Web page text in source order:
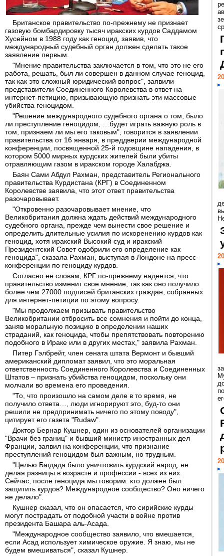
Британское правительство по-прежнему не признает
газовую бомбардировку тысяч иракских курдов Саддамом
Хусейном в 1988 году как геноцид, заявив, что
международный судебный орган должен сделать такое
заявление первым.
"Мнение правительства заключается в том, что это не его
работа, решать, был ли совершен в данном случае геноцид,
так как это сложный юридический вопрос", заявили
представители Соединенного Королевства в ответ на
интернет-петицию, призывающую признать эти массовые
убийства геноцидом.
"Решение международного судебного органа о том, было
ли преступление геноцидом, …будет играть важную роль в
том, признаем ли мы его таковым", говорится в заявлении
правительства от 16 января, в преддверии международной
конференции, посвященной 25-й годовщине нападения, в
котором 5000 мирных курдских жителей были убиты
отравляющим газом в иракском городе Халабджа.
Баян Сами Абдул Рахман, представитель Регионального
правительства Курдистана (КРГ) в Соединенном
Королевстве заявила, что этот ответ правительства
разочаровывает.
"Откровенно разочаровывает мнение, что
Великобритания должна ждать действий международного
судебного органа, прежде чем вынести свое решение и
определить длительные усилия по искоренению курдов как
геноцид, хотя иракский Высокий суд и иракский
Президентский Совет одобрили его определение как
геноцида", сказала Рахман, выступая в Лондоне на пресс-
конференции по геноциду курдов.
Согласно ее словам, КРГ по-прежнему надеется, что
правительство изменит свое мнение, так как оно получило
более чем 27000 подписей британских граждан, собранных
для интернет-петиции по этому вопросу.
"Мы продолжаем призывать правительство
Великобритании отбросить все сомнения и пойти до конца,
заняв моральную позицию в определении наших
страданий, как геноцида, чтобы препятствовать повторению
подобного в Ираке или в других местах," заявила Рахман.
Питер Гэлбрейт, член сената штата Вермонт и бывший
американский дипломат заявил, что это моральная
ответственность Соединенного Королевства и Соединенных
Штатов – признать убийства геноцидом, поскольку они
молчали во времена его проведения.
"То, что произошло на самом деле в то время, не
получило ответа…, люди игнорируют это, буд-то они
решили не предпринимать ничего по этому поводу",
цитирует его газета "Rudaw".
Доктор Бернар Кушнер, один из основателей организации
"Врачи без границ" и бывший министр иностранных дел
Франции, заявил на конференции, что признание
преступлений геноцидом был важным, но трудным.
"Целью Багдада было уничтожить курдский народ, не
делая разницы в возрасте и профессии - всех из них.
Сейчас, после геноцида мы говорим: кто должен был
защитить курдов? Международное сообщество? Оно ничего
не делало".
Кушнер сказал, что он опасается, что сирийские курды
могут пострадать от подобной участи в войне против
президента Башара аль-Асада.
"Международное сообщество заявило, что вмешается,
если Асад использует химическое оружие. Я знаю, мы не
будем вмешиваться", сказал Кушнер.